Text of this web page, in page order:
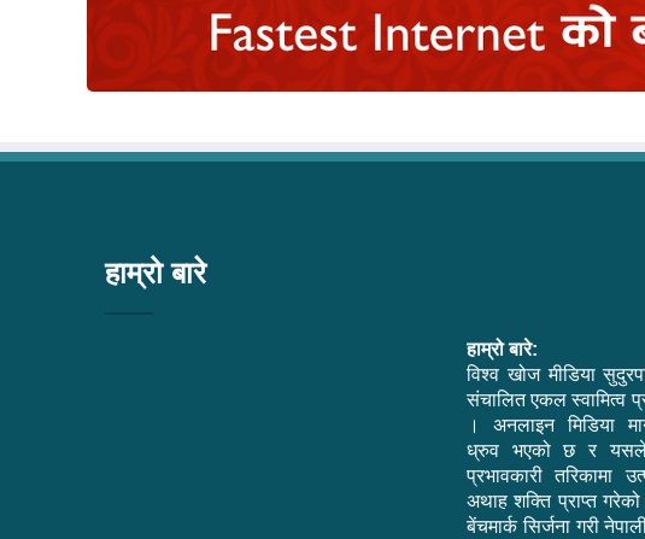
हाम्रो बारे
हाम्रो बारे:
विश्व खोज मीडिया
संचालित एकल स्वामित्व
। अनलाइन मिडिया
ध्रुव भएको छ र यसले
प्रभावकारी तरिकामा
अथाह शक्ति प्राप्त
बेंचमार्क सिर्जना गरी